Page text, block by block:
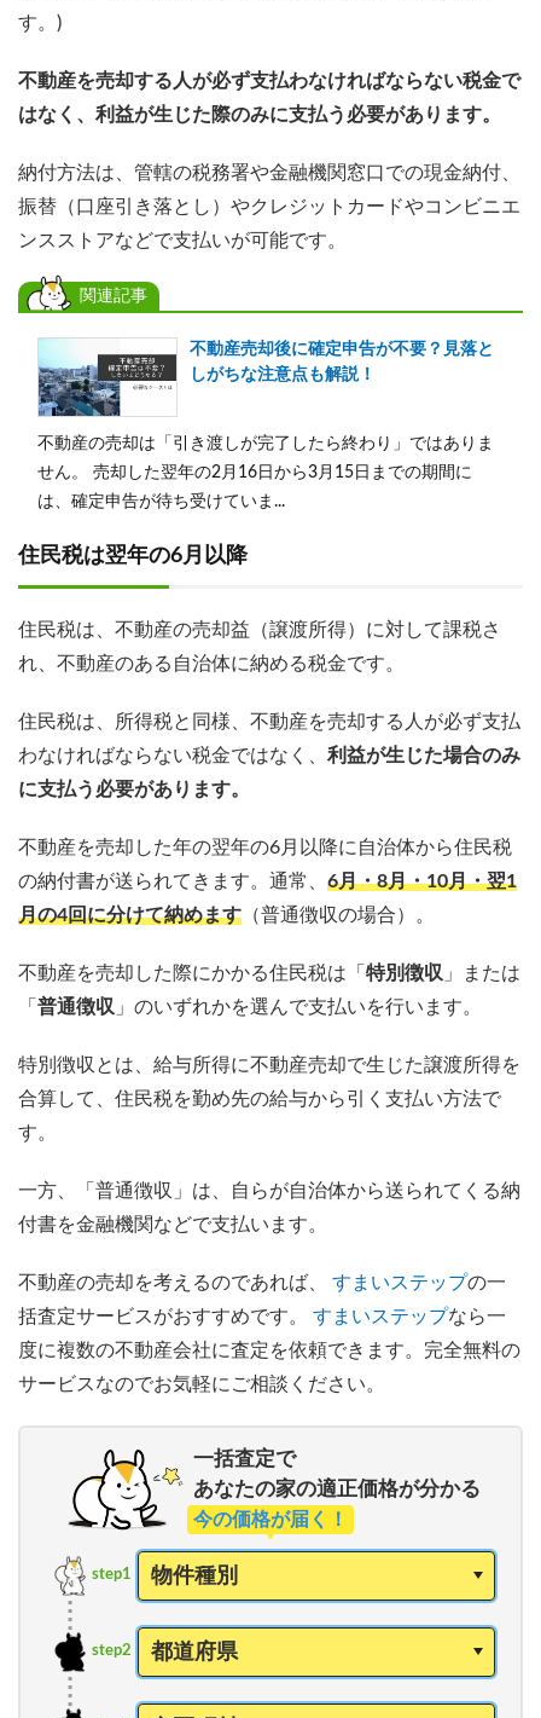
す。)
不動産を売却する人が必ず支払わなければならない税金で
はなく、利益が生じた際のみに支払う必要があります。
納付方法は、管轄の税務署や金融機関窓口での現金納付、
振替（口座引き落とし）やクレジットカードやコンビニエ
ンスストアなどで支払いが可能です。
関連記事
不動産売却後に確定申告が不要？見落と
しがちな注意点も解説！
不動産の売却は「引き渡しが完了したら終わり」ではありま
せん。 売却した翌年の2月16日から3月15日までの期間に
は、確定申告が待ち受けていま...
住民税は翌年の6月以降
住民税は、不動産の売却益（譲渡所得）に対して課税さ
れ、不動産のある自治体に納める税金です。
住民税は、所得税と同様、不動産を売却する人が必ず支払
わなければならない税金ではなく、 利益が生じた場合のみ
に支払う必要があります。
不動産を売却した年の翌年の6月以降に自治体から住民税
の納付書が送られてきます。通常、 6月・8月・10月・翌1
月の4回に分けて納めます （普通徴収の場合）。
不動産を売却した際にかかる住民税は「 特別徴収 」または
「 普通徴収 」のいずれかを選んで支払いを行います。
特別徴収とは、給与所得に不動産売却で生じた譲渡所得を
合算して、住民税を勤め先の給与から引く支払い方法で
す。
一方、「普通徴収」は、自らが自治体から送られてくる納
付書を金融機関などで支払います。
不動産の売却を考えるのであれば、 すまいステップの一
括査定サービスがおすすめです。 すまいステップなら一
度に複数の不動産会社に査定を依頼できます。完全無料の
サービスなのでお気軽にご相談ください。
一括査定で
あなたの家の適正価格が分かる
今の価格が届く！
step1
step2